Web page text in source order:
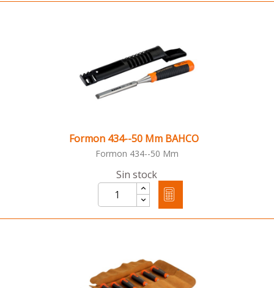
Formon 434--50 Mm BAHCO
Formon 434--50 Mm
Sin stock